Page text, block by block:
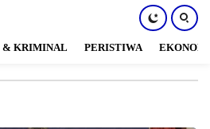
& KRIMINAL PERISTIWA EKONOMI